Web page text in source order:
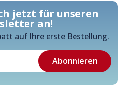
jetzt für unseren
an!
auf Ihre erste Bestellung.